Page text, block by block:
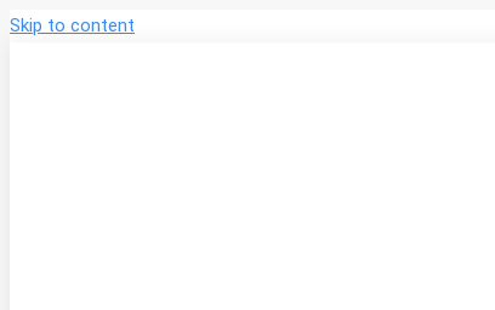
Skip to content